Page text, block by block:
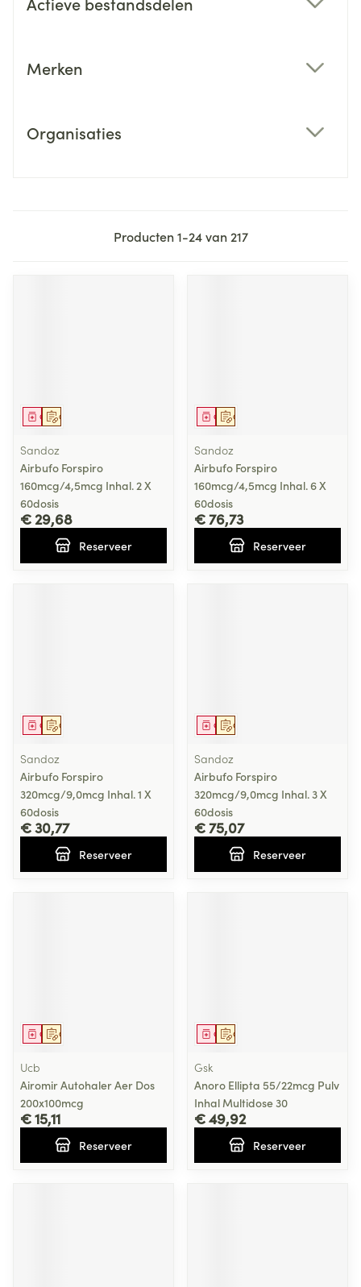
Merken
Organisaties
Producten1-24van 217
Op voorschrift
Geneesmiddel
Sandoz
Airbufo Forspiro
160mcg/4,5mcg Inhal. 2 X
60dosis
€ 29,68
Reserveer
Op voorschrift
Geneesmiddel
Sandoz
Airbufo Forspiro
160mcg/4,5mcg Inhal. 6 X
60dosis
€ 76,73
Reserveer
Op voorschrift
Geneesmiddel
Sandoz
Airbufo Forspiro
320mcg/9,0mcg Inhal. 1 X
60dosis
€ 30,77
Reserveer
Op voorschrift
Geneesmiddel
Sandoz
Airbufo Forspiro
320mcg/9,0mcg Inhal. 3 X
60dosis
€ 75,07
Reserveer
Op voorschrift
Geneesmiddel
Ucb
Airomir Autohaler Aer Dos
200x100mcg
€ 15,11
Reserveer
Op voorschrift
Geneesmiddel
Gsk
Anoro Ellipta 55/22mcg Pulv
Inhal Multidose 30
€ 49,92
Reserveer